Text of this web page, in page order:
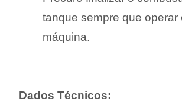
tanque sempre que operar
máquina.
Dados Técnicos: